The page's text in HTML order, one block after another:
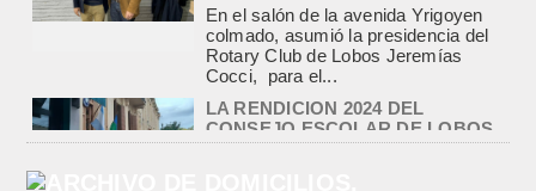
En el salón de la avenida Yrigoyen
colmado, asumió la presidencia del
Rotary Club de Lobos Jeremías
Cocci, para el...
LA RENDICION 2024 DEL
CONSEJO ESCOLAR DE LOBOS
APROBADA POR EL TRIBUNAL